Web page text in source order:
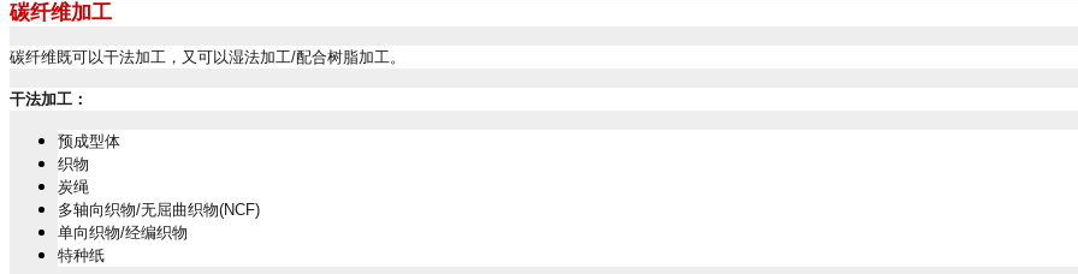
碳纤维加工
碳纤维既可以干法加工，又可以湿法加工/配合树脂加工。
干法加工：
预成型体
织物
炭绳
多轴向织物/无屈曲织物(NCF)
单向织物/经编织物
特种纸